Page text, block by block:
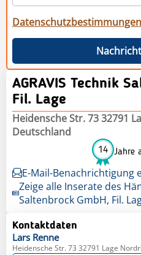
Datenschutzbestimmungen
AGRAVIS Technik
Fil. Lage
Heidensche Str. 73 32791
Deutschland
14 Jahre
E-Mail-Benachrichtigung
Zeige alle Inserate des
Saltenbrock GmbH, Fil.
Kontaktdaten
Lars Renne
Heidensche Str. 73 32791 Lage